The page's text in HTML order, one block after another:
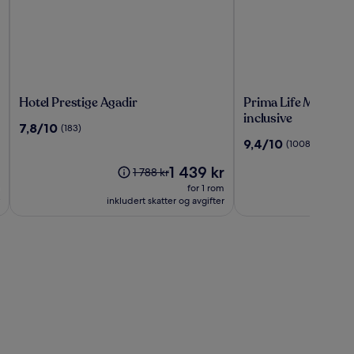
Hotel
Agadir
Hotel Prestige Agadir
7.8
7,8/10 (183)
Prisen
1 788 kr.
1 788 krPrisen
1 439 kr
1 439 kr
for 1 rom
inkludert skatter og avgifter
Prima
Life
Hotel
Prima Life Makadi
inclusive
9.4
9,4/10 (1008)